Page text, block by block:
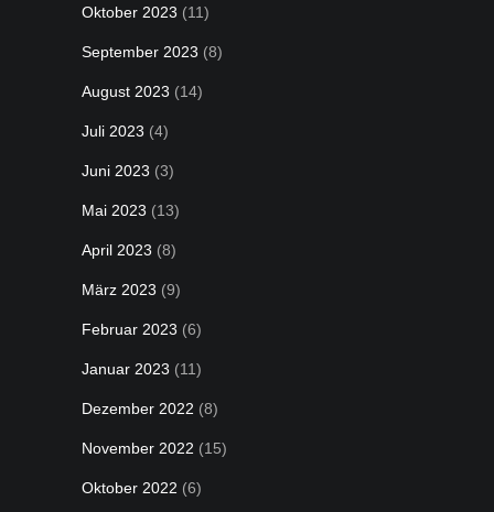
Oktober 2023 (11)
September 2023 (8)
August 2023 (14)
Juli 2023 (4)
Juni 2023 (3)
Mai 2023 (13)
April 2023 (8)
März 2023 (9)
Februar 2023 (6)
Januar 2023 (11)
Dezember 2022 (8)
November 2022 (15)
Oktober 2022 (6)